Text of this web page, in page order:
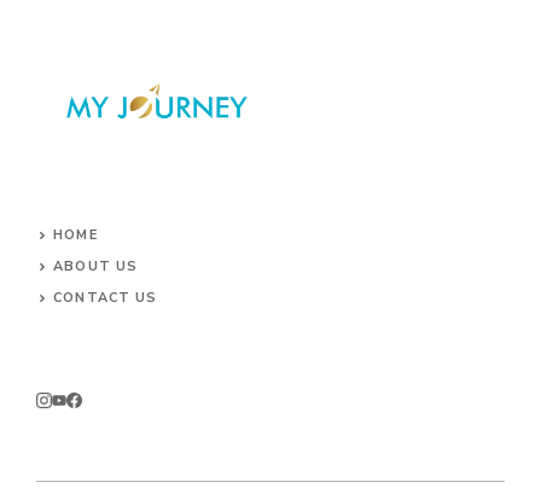
HOME
ABOUT US
CONTACT US